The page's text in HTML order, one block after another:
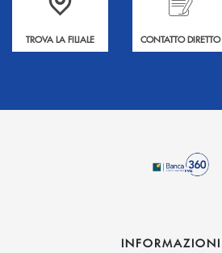
TROVA LA FILIALE CONTATTO DIRETTO
INFORMAZIONI